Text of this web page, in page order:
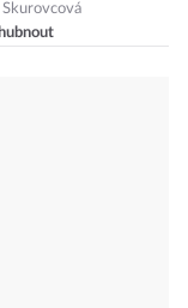
hlídat
Skurovcová